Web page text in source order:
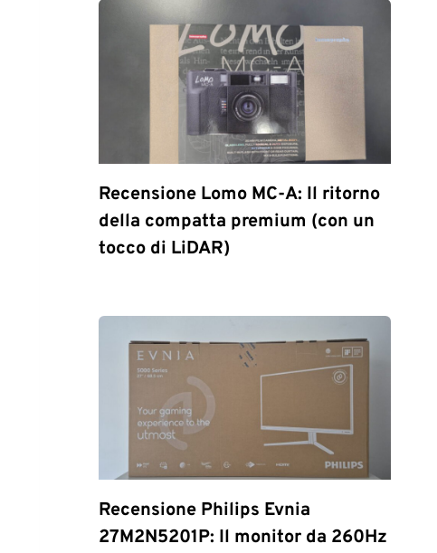
Recensione Lomo MC-A: Il ritorno
della compatta premium (con un
tocco di LiDAR)
Recensione Philips Evnia
27M2N5201P: Il monitor da 260Hz